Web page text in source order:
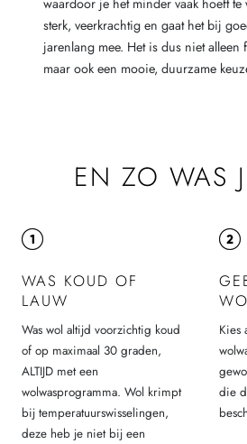
waardoor je het minder vaak hoeft te
sterk, veerkrachtig en gaat het bij
jarenlang mee. Het is dus niet
maar ook een mooie, duurzame
EN ZO WAS
WAS KOUD OF
LAUW
Was wol altijd voorzichtig koud
of op maximaal 30 graden,
ALTIJD met een
wolwasprogramma. Wol krimpt
bij temperatuurswisselingen,
deze heb je niet bij een
Kies
die